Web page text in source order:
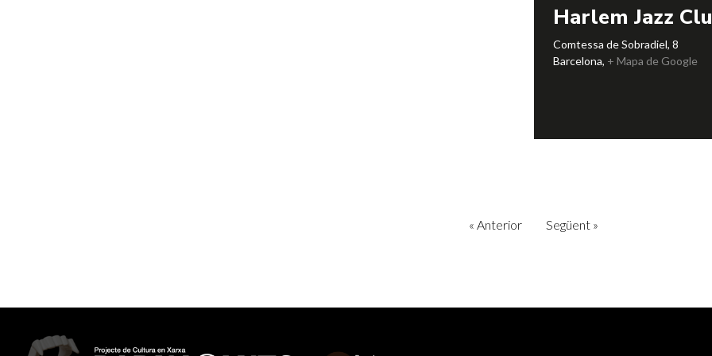
Harlem Jazz
Comtessa de Sobradiel, 8
Barcelona, + Mapa de Google
« Anterior Següent »